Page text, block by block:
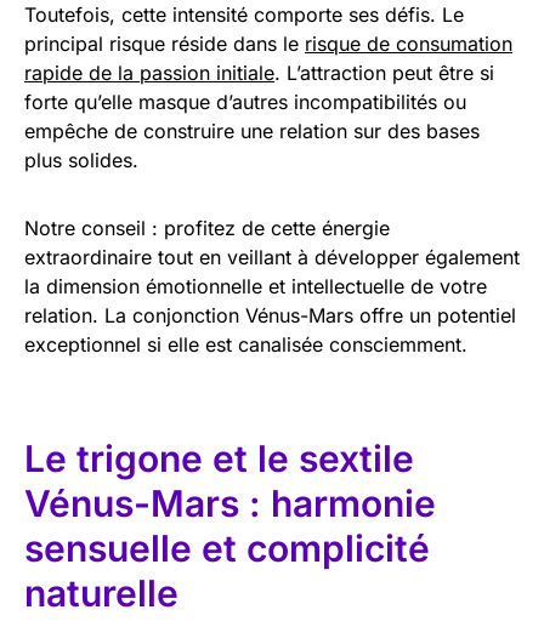
Toutefois, cette intensité comporte ses défis. Le
principal risque réside dans le risque de consumation
rapide de la passion initiale. L’attraction peut être si
forte qu’elle masque d’autres incompatibilités ou
empêche de construire une relation sur des bases
plus solides.
Notre conseil : profitez de cette énergie
extraordinaire tout en veillant à développer également
la dimension émotionnelle et intellectuelle de votre
relation. La conjonction Vénus-Mars offre un potentiel
exceptionnel si elle est canalisée consciemment.
Le trigone et le sextile
Vénus-Mars : harmonie
sensuelle et complicité
naturelle